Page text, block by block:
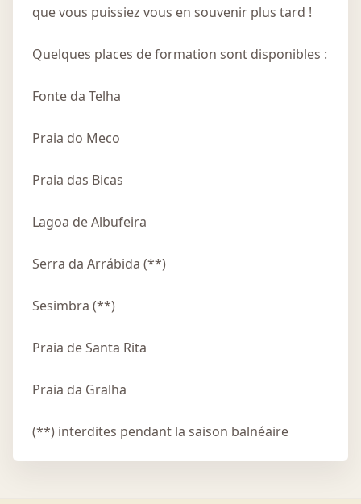
que vous puissiez vous en souvenir plus tard !
Quelques places de formation sont disponibles :
Fonte da Telha
Praia do Meco
Praia das Bicas
Lagoa de Albufeira
Serra da Arrábida (**)
Sesimbra (**)
Praia de Santa Rita
Praia da Gralha
(**) interdites pendant la saison balnéaire